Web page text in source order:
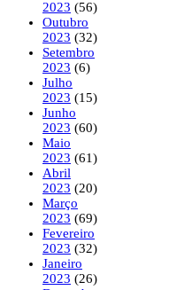
2023 (56)
Outubro
2023 (32)
Setembro
2023 (6)
Julho
2023 (15)
Junho
2023 (60)
Maio
2023 (61)
Abril
2023 (20)
Março
2023 (69)
Fevereiro
2023 (32)
Janeiro
2023 (26)